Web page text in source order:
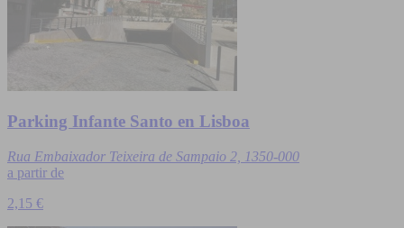
Parking Infante Santo en Lisboa
Rua Embaixador Teixeira de Sampaio 2, 1350-000
a partir de
2,15 €